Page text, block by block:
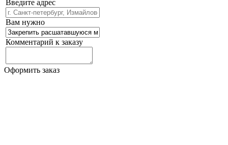
Введите адрес
Вам нужно
Комментарий к заказу
Оформить заказ